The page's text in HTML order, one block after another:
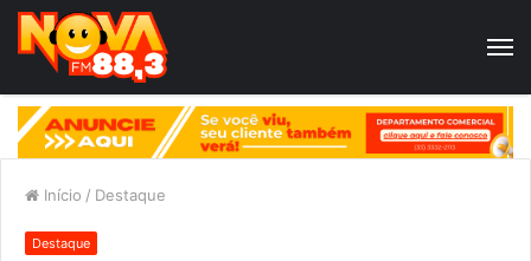
Início / Destaque
Destaque